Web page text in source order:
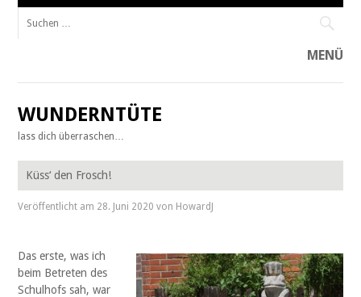
MENÜ
Zum
springen
WUNDERNTÜTE
lass dich überraschen…
Küss‘ den Frosch!
Veröffentlicht am 28. Juni 2020 von HowardJ
Das erste, was ich
beim Betreten des
Schulhofs sah, war